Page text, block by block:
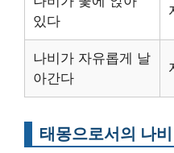
있다
나비가 자유롭게 날
아간다
태몽으로서의 나비